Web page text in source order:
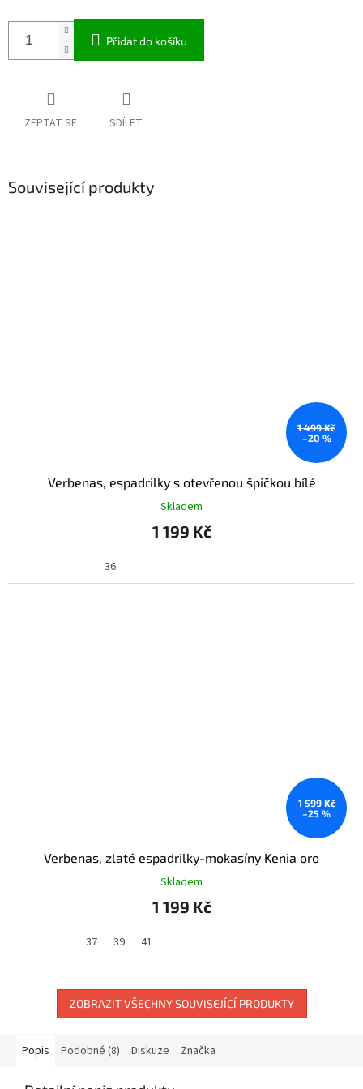
Přidat do košíku
ZEPTAT SE SDÍLET
Související produkty
1 499 Kč
–20 %
Verbenas, espadrilky s otevřenou špičkou bílé
Skladem
1 199 Kč
36
1 599 Kč
–25 %
Verbenas, zlaté espadrilky-mokasíny Kenia oro
Skladem
1 199 Kč
37 39 41
ZOBRAZIT VŠECHNY SOUVISEJÍCÍ PRODUKTY
Popis Podobné (8) Diskuze Značka